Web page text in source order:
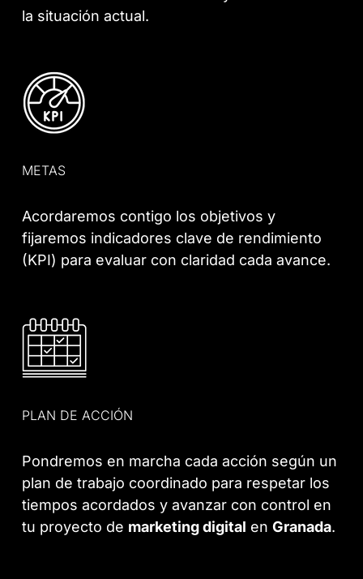
la situación actual.
METAS
Acordaremos contigo los objetivos y
fijaremos indicadores clave de rendimiento
(KPI) para evaluar con claridad cada avance.
PLAN DE ACCIÓN
Pondremos en marcha cada acción según un
plan de trabajo coordinado para respetar los
tiempos acordados y avanzar con control en
tu proyecto de marketing digital enGranada.